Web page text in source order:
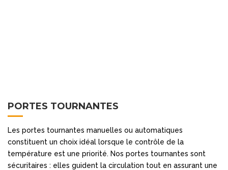
PORTES TOURNANTES
Les portes tournantes manuelles ou automatiques
constituent un choix idéal lorsque le contrôle de la
température est une priorité. Nos portes tournantes sont
sécuritaires : elles guident la circulation tout en assurant une